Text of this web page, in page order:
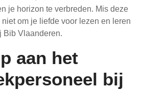
je horizon te verbreden. Mis deze
om je liefde voor lezen en leren
Bib Vlaanderen.
aan het
bij